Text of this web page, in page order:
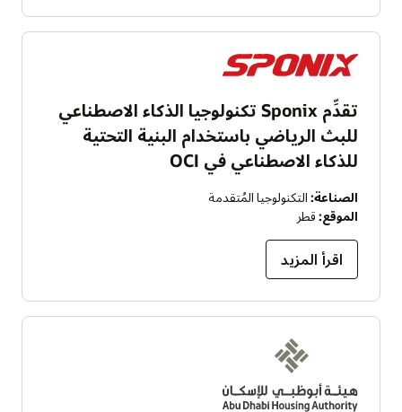
تقدِّم Sponix تكنولوجيا الذكاء الاصطناعي
للبث الرياضي باستخدام البنية التحتية
للذكاء الاصطناعي في OCI
الصناعة: التكنولوجيا المُتقدمة
الموقع: قطر
اقرأ المزيد